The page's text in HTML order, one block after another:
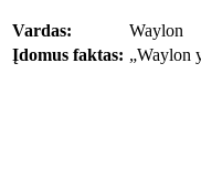
Vardas:
Waylon
Įdomus faktas: „Waylon